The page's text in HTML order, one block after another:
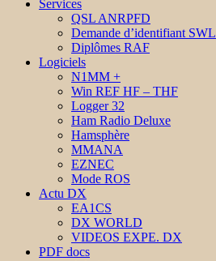
Services
QSL ANRPFD
Demande d’identifiant SWL
Diplômes RAF
Logiciels
N1MM +
Win REF HF – THF
Logger 32
Ham Radio Deluxe
Hamsphère
MMANA
EZNEC
Mode ROS
Actu DX
EA1CS
DX WORLD
VIDEOS EXPE. DX
PDF docs